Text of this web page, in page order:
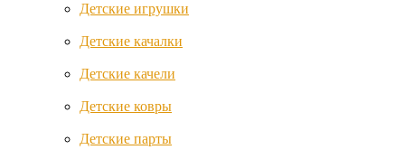
Детские игрушки
Детские качалки
Детские качели
Детские ковры
Детские парты